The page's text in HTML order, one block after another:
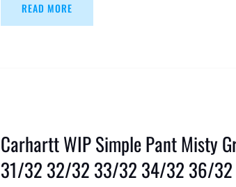
READ MORE
Carhartt WIP Simple Pant Misty
31/32 32/32 33/32 34/32 36/32